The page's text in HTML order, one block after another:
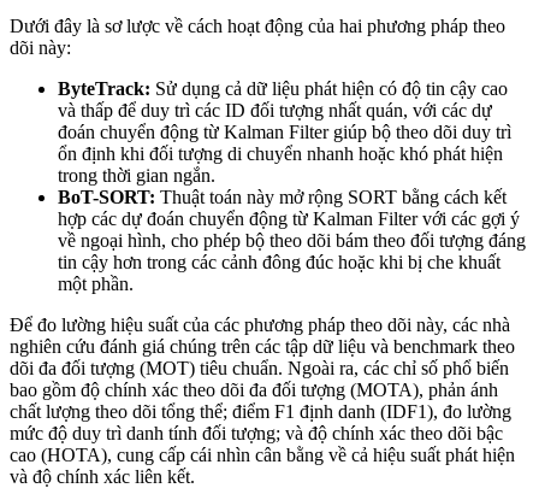
Dưới đây là sơ lược về cách hoạt động của hai phương pháp theo
dõi này:
ByteTrack: Sử dụng cả dữ liệu phát hiện có độ tin cậy cao
và thấp để duy trì các ID đối tượng nhất quán, với các dự
đoán chuyển động từ Kalman Filter giúp bộ theo dõi duy trì
ổn định khi đối tượng di chuyển nhanh hoặc khó phát hiện
trong thời gian ngắn.
BoT-SORT: Thuật toán này mở rộng SORT bằng cách kết
hợp các dự đoán chuyển động từ Kalman Filter với các gợi ý
về ngoại hình, cho phép bộ theo dõi bám theo đối tượng đáng
tin cậy hơn trong các cảnh đông đúc hoặc khi bị che khuất
một phần.
Để đo lường hiệu suất của các phương pháp theo dõi này, các nhà
nghiên cứu đánh giá chúng trên các tập dữ liệu và benchmark theo
dõi đa đối tượng (MOT) tiêu chuẩn. Ngoài ra, các chỉ số phổ biến
bao gồm độ chính xác theo dõi đa đối tượng (MOTA), phản ánh
chất lượng theo dõi tổng thể; điểm F1 định danh (IDF1), đo lường
mức độ duy trì danh tính đối tượng; và độ chính xác theo dõi bậc
cao (HOTA), cung cấp cái nhìn cân bằng về cả hiệu suất phát hiện
và độ chính xác liên kết.